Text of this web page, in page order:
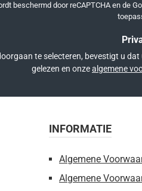
beschermd door reCAPTCHA en de
te selecteren, bevestigt u dat
gelezen en onzealgemene
INFORMATIE
Algemene
Algemene